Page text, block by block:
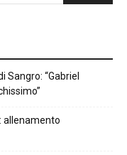
Sangro: “Gabriel
allenamento